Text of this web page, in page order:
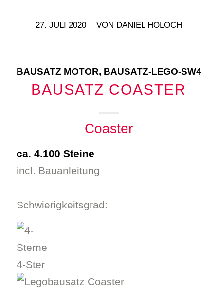
27. JULI 2020
/ VON DANIEL HOLOCH
BAUSATZ MOTOR, BAUSATZ-LEGO-SW4
BAUSATZ COASTER
Coaster
ca. 4.100 Steine
incl. Bauanleitung
Schwierigkeitsgrad:
4-Ster